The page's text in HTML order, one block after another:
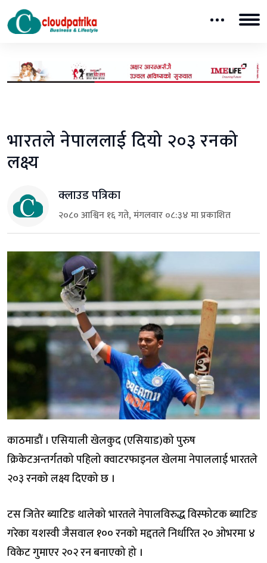
भारतले नेपाललाई दियो २०३ रनको
लक्ष्य
क्लाउड पत्रिका
२०८० आश्विन १६ गते, मंगलवार ०८:३४ मा प्रकाशित
काठमाडौं । एसियाली खेलकुद (एसियाड)को पुरुष
क्रिकेटअन्तर्गतको पहिलो क्वाटरफाइनल खेलमा नेपाललाई भारतले
२०३ रनको लक्ष्य दिएको छ ।
टस जितेर ब्याटिङ थालेको भारतले नेपालविरुद्ध विस्फोटक ब्याटिङ
गरेका यशस्वी जैसवाल १०० रनको मद्दतले निर्धारित २० ओभरमा ४
विकेट गुमाएर २०२ रन बनाएको हो ।